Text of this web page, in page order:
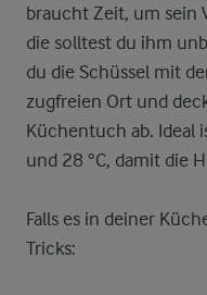
braucht Zeit, um sein
die solltest du ihm
du die Schüssel mit
zugfreien Ort und
Küchentuch ab. Ideal
und 28 °C, damit die
Falls es in deiner
Tricks: